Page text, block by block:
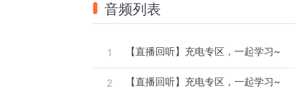
音频列表
1 【直播回听】充电专区，一起学习~
2 【直播回听】充电专区，一起学习~